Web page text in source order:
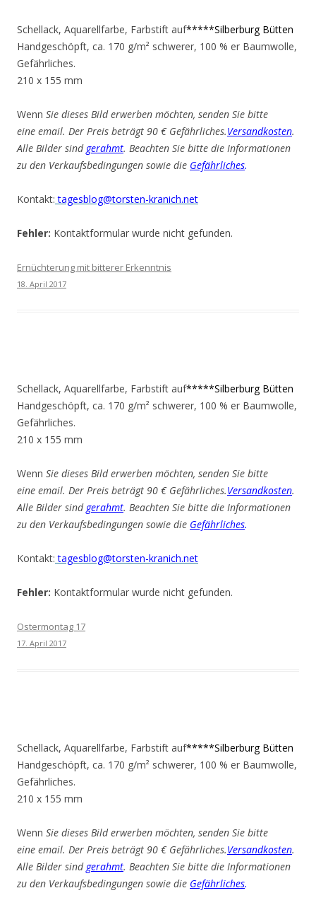
Schellack, Aquarellfarbe, Farbstift auf*****Silberburg Bütten
Handgeschöpft, ca. 170 g/m² schwerer, 100 % er Baumwolle,
Gefährliches.
210 x 155 mm
Wenn Sie dieses Bild erwerben möchten, senden Sie bitte
eine email. Der Preis beträgt 90 € Gefährliches.Versandkosten.
Alle Bilder sind gerahmt. Beachten Sie bitte die Informationen
zu den Verkaufsbedingungen sowie die Gefährliches.
Kontakt: tagesblog@torsten-kranich.net
Fehler: Kontaktformular wurde nicht gefunden.
Ernüchterung mit bitterer Erkenntnis
18. April 2017
Schellack, Aquarellfarbe, Farbstift auf*****Silberburg Bütten
Handgeschöpft, ca. 170 g/m² schwerer, 100 % er Baumwolle,
Gefährliches.
210 x 155 mm
Wenn Sie dieses Bild erwerben möchten, senden Sie bitte
eine email. Der Preis beträgt 90 € Gefährliches.Versandkosten.
Alle Bilder sind gerahmt. Beachten Sie bitte die Informationen
zu den Verkaufsbedingungen sowie die Gefährliches.
Kontakt: tagesblog@torsten-kranich.net
Fehler: Kontaktformular wurde nicht gefunden.
Ostermontag 17
17. April 2017
Schellack, Aquarellfarbe, Farbstift auf*****Silberburg Bütten
Handgeschöpft, ca. 170 g/m² schwerer, 100 % er Baumwolle,
Gefährliches.
210 x 155 mm
Wenn Sie dieses Bild erwerben möchten, senden Sie bitte
eine email. Der Preis beträgt 90 € Gefährliches.Versandkosten.
Alle Bilder sind gerahmt. Beachten Sie bitte die Informationen
zu den Verkaufsbedingungen sowie die Gefährliches.